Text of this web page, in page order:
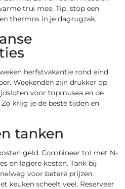
trui mee. Tip, stop een
thermos in je dagrugzak.
herfstvakantie rond eind
Weekenden zijn drukker op
voor topmusea en de
krijg je de beste tijden en
tanken
geld. Combineer tol met N-
en lagere kosten. Tank bij
voor betere prijzen.
keuken scheelt veel. Reserveer